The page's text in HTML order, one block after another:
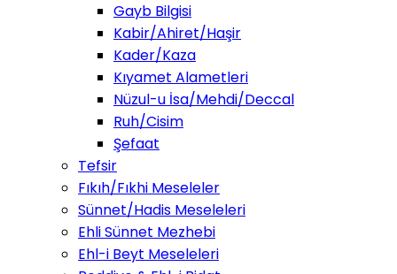
Gayb Bilgisi
Kabir/Ahiret/Haşir
Kader/Kaza
Kıyamet Alametleri
Nüzul-u İsa/Mehdi/Deccal
Ruh/Cisim
Şefaat
Tefsir
Fıkıh/Fıkhi Meseleler
Sünnet/Hadis Meseleleri
Ehli Sünnet Mezhebi
Ehl-i Beyt Meseleleri